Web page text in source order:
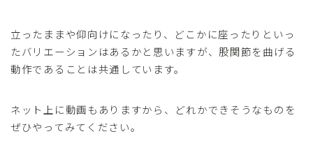
立ったままや仰向けになったり、どこかに座ったりといっ
たバリエーションはあるかと思いますが、股関節を曲げる
動作であることは共通しています。
ネット上に動画もありますから、どれかできそうなものを
ぜひやってみてください。